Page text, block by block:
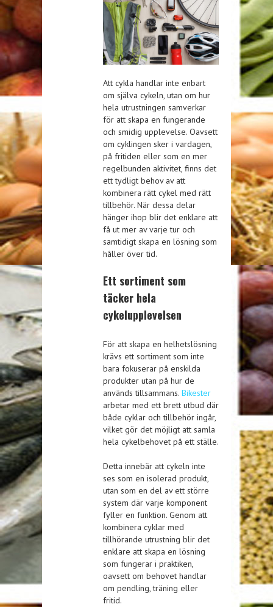
Att cykla handlar inte enbart
om själva cykeln, utan om hur
hela utrustningen samverkar
för att skapa en fungerande
och smidig upplevelse. Oavsett
om cyklingen sker i vardagen,
på fritiden eller som en mer
regelbunden aktivitet, finns det
ett tydligt behov av att
kombinera rätt cykel med rätt
tillbehör. När dessa delar
hänger ihop blir det enklare att
få ut mer av varje tur och
samtidigt skapa en lösning som
håller över tid.
Ett sortiment som
täcker hela
cykelupplevelsen
För att skapa en helhetslösning
krävs ett sortiment som inte
bara fokuserar på enskilda
produkter utan på hur de
används tillsammans. Bikester
arbetar med ett brett utbud där
både cyklar och tillbehör ingår,
vilket gör det möjligt att samla
hela cykelbehovet på ett ställe.
Detta innebär att cykeln inte
ses som en isolerad produkt,
utan som en del av ett större
system där varje komponent
fyller en funktion. Genom att
kombinera cyklar med
tillhörande utrustning blir det
enklare att skapa en lösning
som fungerar i praktiken,
oavsett om behovet handlar
om pendling, träning eller
fritid.